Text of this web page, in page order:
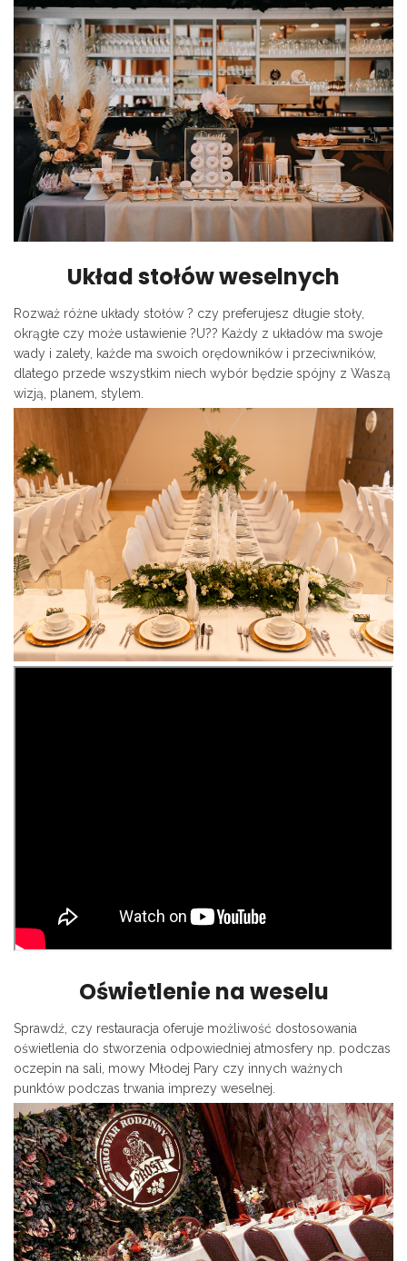
Układ stołów weselnych
Rozważ różne układy stołów ? czy preferujesz długie stoły,
okrągłe czy może ustawienie ?U?? Każdy z układów ma swoje
wady i zalety, każde ma swoich orędowników i przeciwników,
dlatego przede wszystkim niech wybór będzie spójny z Waszą
wizją, planem, stylem.
Oświetlenie na weselu
Sprawdź, czy restauracja oferuje możliwość dostosowania
oświetlenia do stworzenia odpowiedniej atmosfery np. podczas
oczepin na sali, mowy Młodej Pary czy innych ważnych
punktów podczas trwania imprezy weselnej.